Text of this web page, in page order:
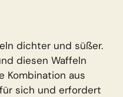
dichter und süßer.
diesen Waffeln
Kombination aus
sich und erfordert